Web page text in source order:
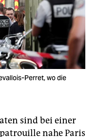
Perret, wo die
sind bei einer
nahe Paris